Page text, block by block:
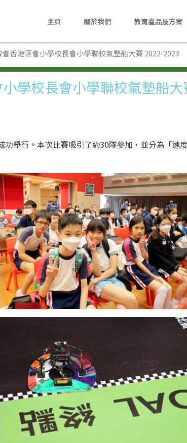
主頁 關於我們 教育產品及方案
會香港區會小學校長會小學聯校氣墊船大賽 2022-2023
學校長會小學聯校氣墊船大
舉行。本次比賽吸引了約30隊參加，並分為「速
主頁
關於我們
教育產品及方案
最新消息
En